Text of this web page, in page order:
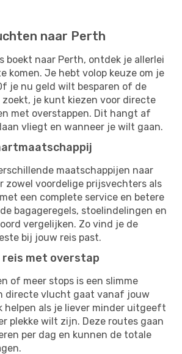
naar Perth
boekt naar Perth, ontdek je allerlei
komen. Je hebt volop keuze om je
je nu geld wilt besparen of de
je kunt kiezen voor directe
met overstappen. Dit hangt af
vliegt en wanneer je wilt gaan.
maatschappijen naar
zowel voordelige prijsvechters als
een complete service en betere
bagageregels, stoelindelingen en
vergelijken. Zo vind je de
bij jouw reis past.
reis met overstap
of meer stops is een slimme
directe vlucht gaat vanaf jouw
helpen als je liever minder uitgeeft
plekke wilt zijn. Deze routes gaan
per dag en kunnen de totale